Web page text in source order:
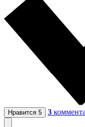
Нравится 5 3